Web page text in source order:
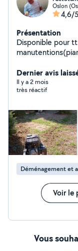
Oslon
4,6/5
Présentation
Disponible pour
Dernier avis
Il y a 2 mois
très réactif
Déménagement et
Voir le
Vous